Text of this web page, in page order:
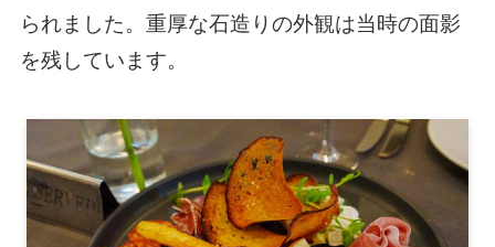
られました。重厚な石造りの外観は当時の面影
を残しています。